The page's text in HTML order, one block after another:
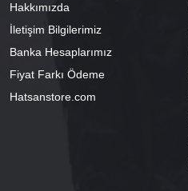
Hakkımızda
İletişim Bilgilerimiz
Banka Hesaplarımız
Fiyat Farkı Ödeme
Hatsanstore.com